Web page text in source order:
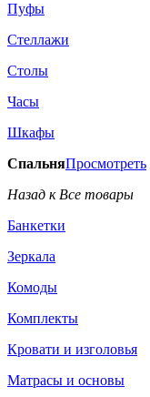
Пуфы
Стеллажи
Столы
Часы
Шкафы
СпальняПросмотреть
Назад к Все товары
Банкетки
Зеркала
Комоды
Комплекты
Кровати и изголовья
Матрасы и основы